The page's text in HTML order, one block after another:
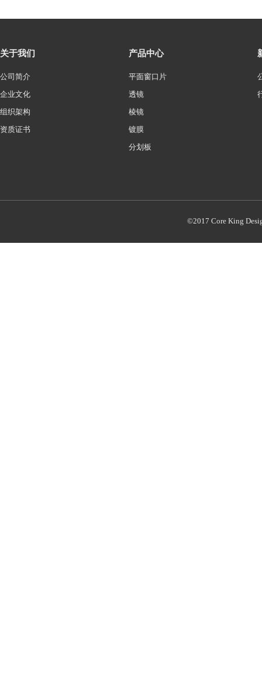
关于我们
公司简介
企业文化
组织架构
资质证书
产品中心
平面窗口片
透镜
棱镜
镀膜
分划板
©2017 Core King